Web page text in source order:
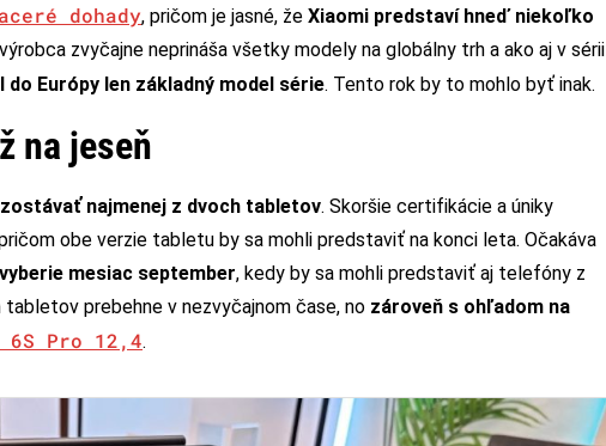
dohady, pričom je jasné, že Xiaomi predstaví hneď niekoľko
zvyčajne neprináša všetky modely na globálny trh a ako aj v sérii
do Európy len základný model série. Tento rok by to mohlo byť inak.
na jeseň
najmenej z dvoch tabletov. Skoršie certifikácie a úniky
obe verzie tabletu by sa mohli predstaviť na konci leta. Očakáva
mesiac september, kedy by sa mohli predstaviť aj telefóny z
prebehne v nezvyčajnom čase, no zároveň s ohľadom na
6S Pro 12,4.